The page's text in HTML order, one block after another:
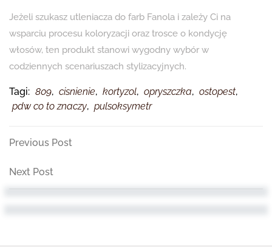
Jeżeli szukasz utleniacza do farb Fanola i zależy Ci na
wsparciu procesu koloryzacji oraz trosce o kondycję
włosów, ten produkt stanowi wygodny wybór w
codziennych scenariuszach stylizacyjnych.
Tagi: 809, cisnienie, kortyzol, opryszczka, ostopest,
pdw co to znaczy, pulsoksymetr
Nawigacja
wpisu
Previous
Previous Post
Next
Post
Next Post